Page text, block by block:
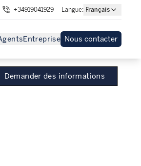
+34919041929 Langue: Français
Entreprise Nous contacter
Demander des informations